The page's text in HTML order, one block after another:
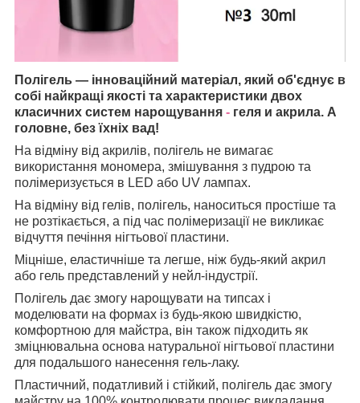
Полігель — інноваційний матеріал, який об'єднує в
собі найкращі якості та характеристики двох
класичних систем нарощування - геля и акрила. А
головне, без їхніх вад!
На відміну від акрилів, полігель не вимагає
використання мономера, змішування з пудрою та
полімеризується в LED або UV лампах.
На відміну від гелів, полігель, наноситься простіше та
не розтікається, а під час полімеризації не викликає
відчуття печіння нігтьової пластини.
Міцніше, еластичніше та легше, ніж будь-який акрил
або гель представлений у нейл-індустрії.
Полігель дає змогу нарощувати на типсах і
моделювати на формах із будь-якою швидкістю,
комфортною для майстра, він також підходить як
зміцнювальна основа натуральної нігтьової пластини
для подальшого нанесення гель-лаку.
Пластичний, податливий і стійкий, полігель дає змогу